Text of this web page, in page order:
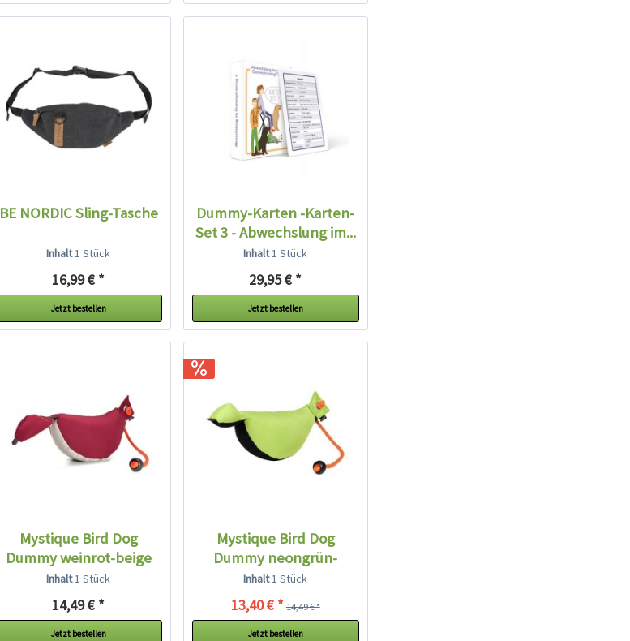
BE NORDIC Sling-Tasche
Inhalt1 Stück
16,99 € *
Jetzt bestellen
Dummy-Karten -Karten-
Set 3 - Abwechslung im...
Inhalt1 Stück
29,95 € *
Jetzt bestellen
Mystique Bird Dog
Dummy weinrot-beige
Inhalt1 Stück
14,49 € *
Jetzt bestellen
Mystique Bird Dog
Dummy neongrün-
schwarz
Inhalt1 Stück
13,40 € * 14,49 € *
Jetzt bestellen